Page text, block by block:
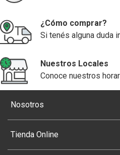
¿Cómo comprar?
Si tenés alguna duda
Nuestros Locales
Conoce nuestros
Nosotros
Tienda Online